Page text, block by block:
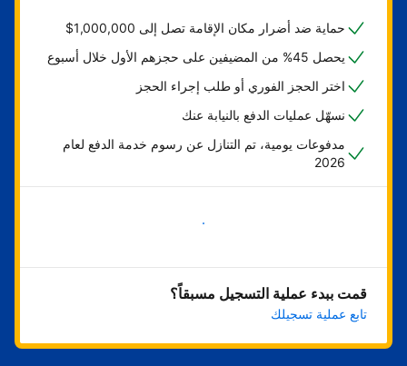
حماية ضد أضرار مكان الإقامة تصل إلى 1,000,000$
يحصل 45% من المضيفين على حجزهم الأول خلال أسبوع
اختر الحجز الفوري أو طلب إجراء الحجز
نسهّل عمليات الدفع بالنيابة عنك
مدفوعات يومية، تم التنازل عن رسوم خدمة الدفع لعام
2026
ابدأ الآن
قمت ببدء عملية التسجيل مسبقاً؟
تابع عملية تسجيلك